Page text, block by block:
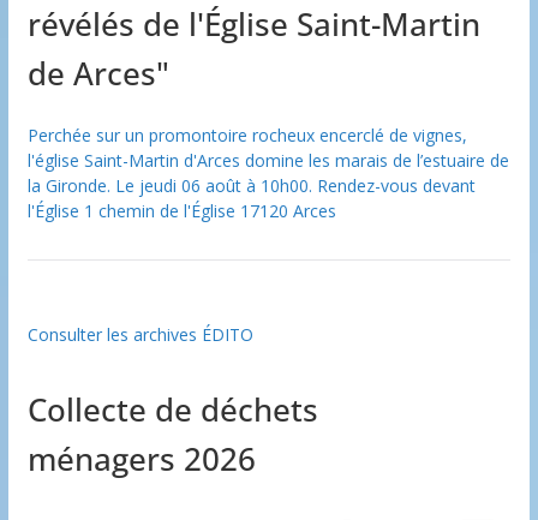
révélés de l'Église Saint-Martin
de Arces"
Perchée sur un promontoire rocheux encerclé de vignes,
l'église Saint-Martin d'Arces domine les marais de l’estuaire de
la Gironde. Le jeudi 06 août à 10h00. Rendez-vous devant
l'Église 1 chemin de l'Église 17120 Arces
Consulter les archives ÉDITO
Collecte de déchets
ménagers 2026